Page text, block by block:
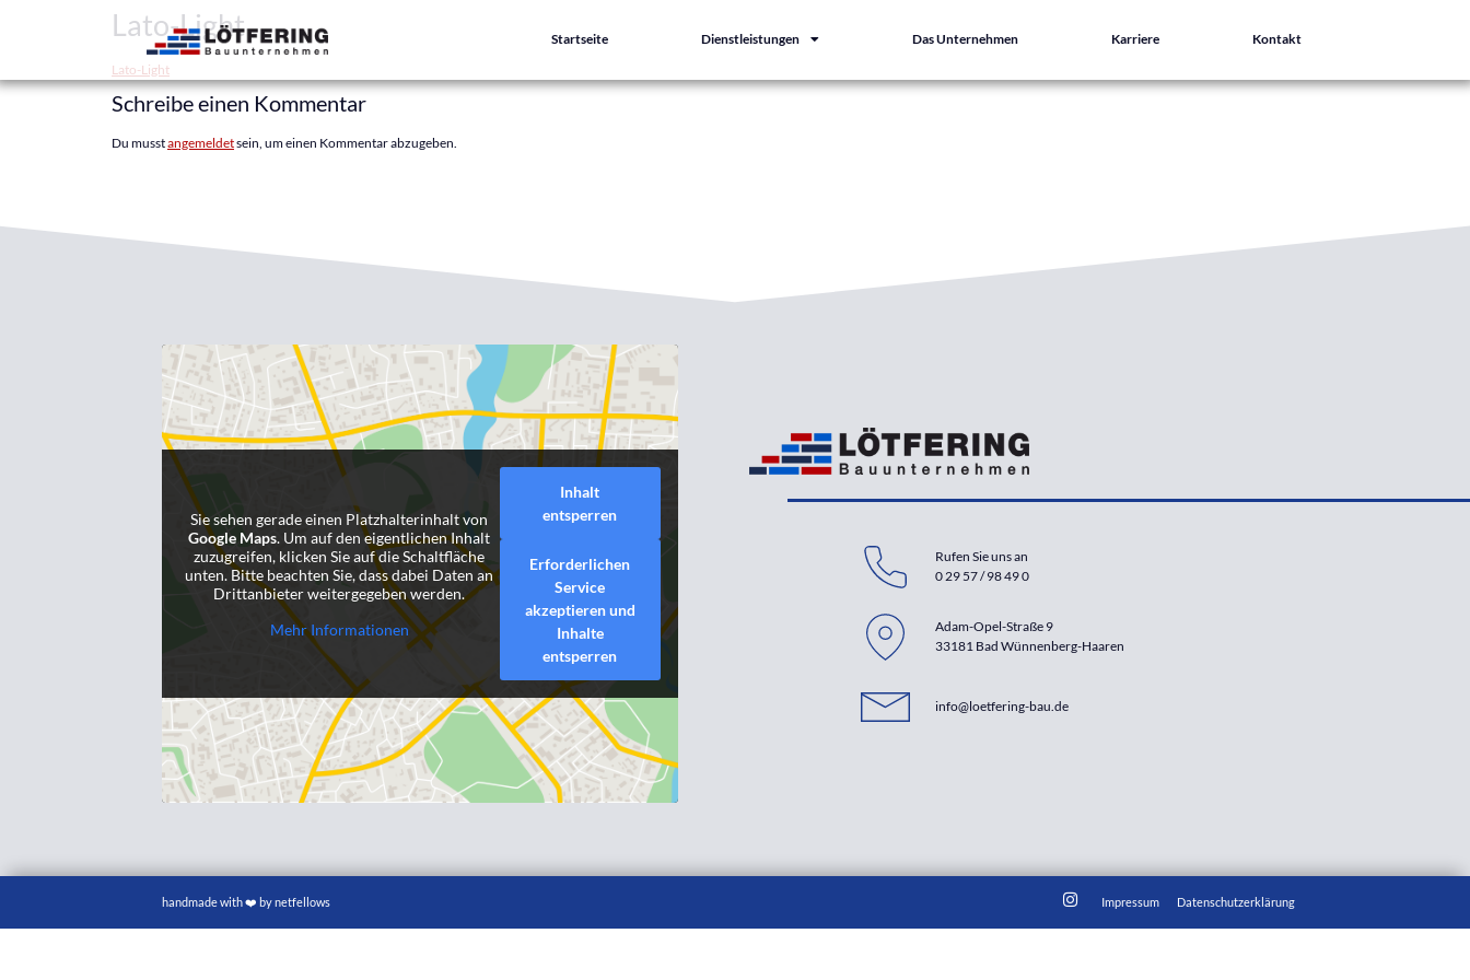
Startseite Dienstleistungen Das Unternehmen Karriere Kontakt
Lato-Light
Lato-Light
Schreibe einen Kommentar
Du musstangemeldetsein, um einen Kommentar abzugeben.
Sie sehen gerade einen Platzhalterinhalt von
Google Maps. Um auf den eigentlichen Inhalt
zuzugreifen, klicken Sie auf die Schaltfläche
unten. Bitte beachten Sie, dass dabei Daten an
Drittanbieter weitergegeben werden.
Mehr Informationen
Inhalt
entsperren
Erforderlichen
Service
akzeptieren und
Inhalte
entsperren
Rufen Sie uns an
0 29 57 / 98 49 0
Adam-Opel-Straße 9
33181 Bad Wünnenberg-Haaren
info@loetfering-bau.de
handmade with ❤️ by netfellows Impressum Datenschutzerklärung